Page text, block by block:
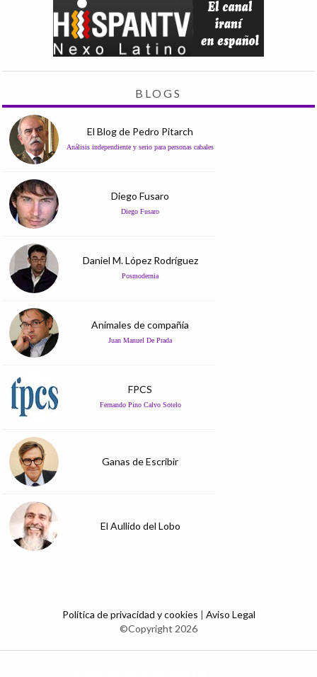
BLOGS
El Blog de Pedro Pitarch
Análisis independiente y serio para personas cabales
Diego Fusaro
Diego Fusaro
Daniel M. López Rodríguez
Posmodernia
Animales de compañía
Juan Manuel De Prada
FPCS
Fernando Pino Calvo Sotelo
Ganas de Escribir
El Aullido del Lobo
Política de privacidad y cookies | Aviso Legal
©Copyright 2026